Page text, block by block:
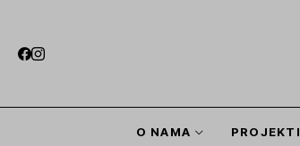
O NAMA PROJEKTI